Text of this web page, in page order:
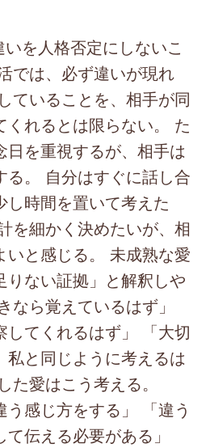
を人格否定にしないこ
では、必ず違いが現れ
ていることを、相手が同
くれるとは限らない。 た
日を重視するが、相手は
る。 自分はすぐに話し合
し時間を置いて考えた
を細かく決めたいが、相
いと感じる。 未成熟な愛
りない証拠」と解釈しや
なら覚えているはず」
してくれるはず」 「大切
私と同じように考えるは
た愛はこう考える。
う感じ方をする」 「違う
伝える必要がある」